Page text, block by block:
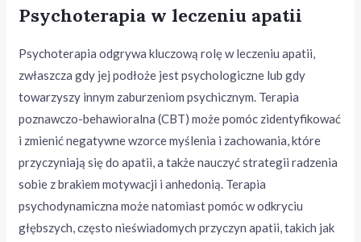
Psychoterapia w leczeniu apatii
Psychoterapia odgrywa kluczową rolę w leczeniu apatii,
zwłaszcza gdy jej podłoże jest psychologiczne lub gdy
towarzyszy innym zaburzeniom psychicznym. Terapia
poznawczo-behawioralna (CBT) może pomóc zidentyfikować
i zmienić negatywne wzorce myślenia i zachowania, które
przyczyniają się do apatii, a także nauczyć strategii radzenia
sobie z brakiem motywacji i anhedonią. Terapia
psychodynamiczna może natomiast pomóc w odkryciu
głębszych, często nieświadomych przyczyn apatii, takich jak